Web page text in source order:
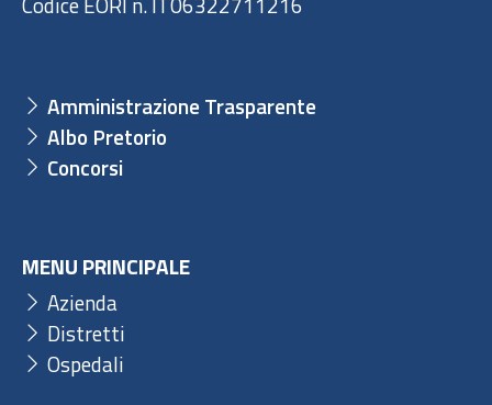
Amministrazione Trasparente
Albo Pretorio
Concorsi
MENU PRINCIPALE
Azienda
Distretti
Ospedali